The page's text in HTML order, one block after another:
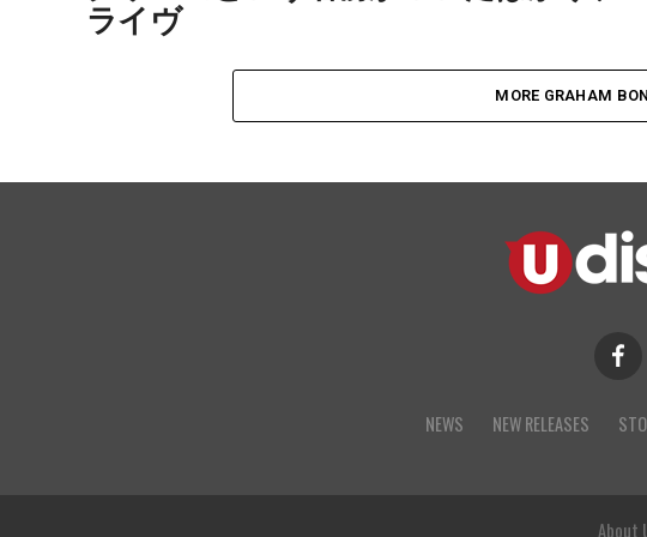
ライヴ
MORE GRAHAM
NEWS NEW RELEASES
About